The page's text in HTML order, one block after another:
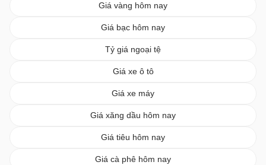
Giá vàng hôm nay
Giá bạc hôm nay
Tỷ giá ngoại tệ
Giá xe ô tô
Giá xe máy
Giá xăng dầu hôm nay
Giá tiêu hôm nay
Giá cà phê hôm nay